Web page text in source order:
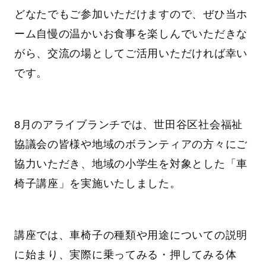
どなたでもご参加いただけますので、ぜひ当ホ
ーム自慢の温かいお食事を楽しんでいただきな
がら、交流の場としてご活用いただければ幸い
です。
8月のアライブランチでは、世田谷区社会福祉
協議会の皆様や地域のボランティアの方々にご
協力いただき、地域の小学生を対象とした「車
椅子講座」を実施いたしました。
講座では、車椅子の種類や用途についての説明
に始まり、実際に乗ってみる・押してみる体